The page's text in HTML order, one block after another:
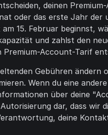
deinen
oder das erste Jahr der
15. Februar beginnst,
und zahlst den
Premium-Account-Tarif
Gebühren
Wenn du eine
über deine
dar, dass
deine